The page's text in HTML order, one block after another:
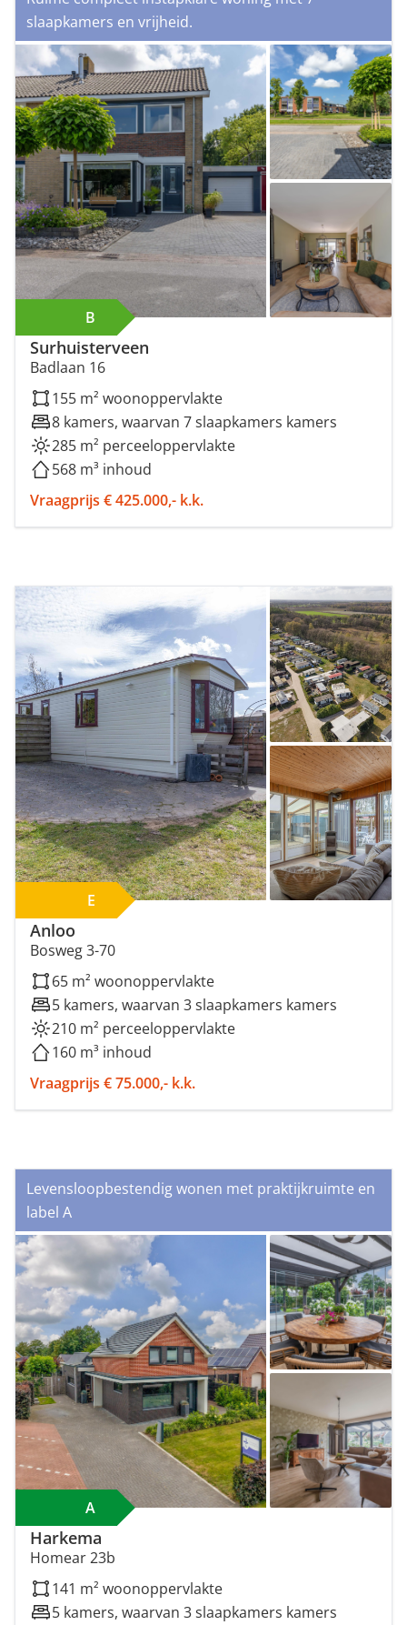
slaapkamers en vrijheid.
B
Surhuisterveen
Badlaan 16
155 m² woonoppervlakte
8 kamers, waarvan 7 slaapkamers kamers
285 m² perceeloppervlakte
568 m³ inhoud
Vraagprijs € 425.000,- k.k.
E
Anloo
Bosweg 3-70
65 m² woonoppervlakte
5 kamers, waarvan 3 slaapkamers kamers
210 m² perceeloppervlakte
160 m³ inhoud
Vraagprijs € 75.000,- k.k.
Levensloopbestendig wonen met praktijkruimte en
label A
A
Harkema
Homear 23b
141 m² woonoppervlakte
5 kamers, waarvan 3 slaapkamers kamers